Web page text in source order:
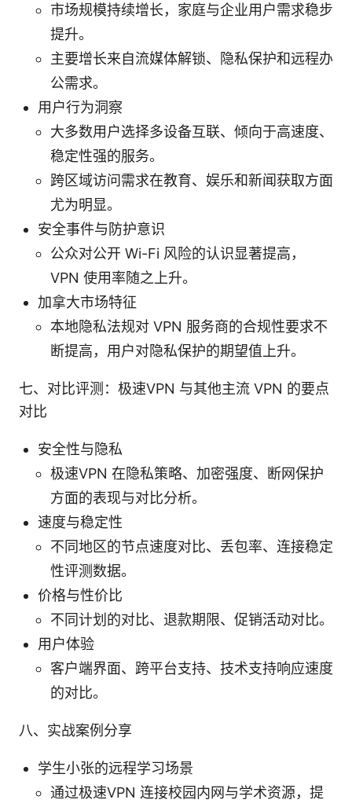
市场规模持续增长，家庭与企业用户需求稳步
提升。
主要增长来自流媒体解锁、隐私保护和远程办
公需求。
用户行为洞察
大多数用户选择多设备互联、倾向于高速度、
稳定性强的服务。
跨区域访问需求在教育、娱乐和新闻获取方面
尤为明显。
安全事件与防护意识
公众对公开 Wi-Fi 风险的认识显著提高，
VPN 使用率随之上升。
加拿大市场特征
本地隐私法规对 VPN 服务商的合规性要求不
断提高，用户对隐私保护的期望值上升。
七、对比评测：极速VPN 与其他主流 VPN 的要点
对比
安全性与隐私
极速VPN 在隐私策略、加密强度、断网保护
方面的表现与对比分析。
速度与稳定性
不同地区的节点速度对比、丢包率、连接稳定
性评测数据。
价格与性价比
不同计划的对比、退款期限、促销活动对比。
用户体验
客户端界面、跨平台支持、技术支持响应速度
的对比。
八、实战案例分享
学生小张的远程学习场景
通过极速VPN 连接校园内网与学术资源，提